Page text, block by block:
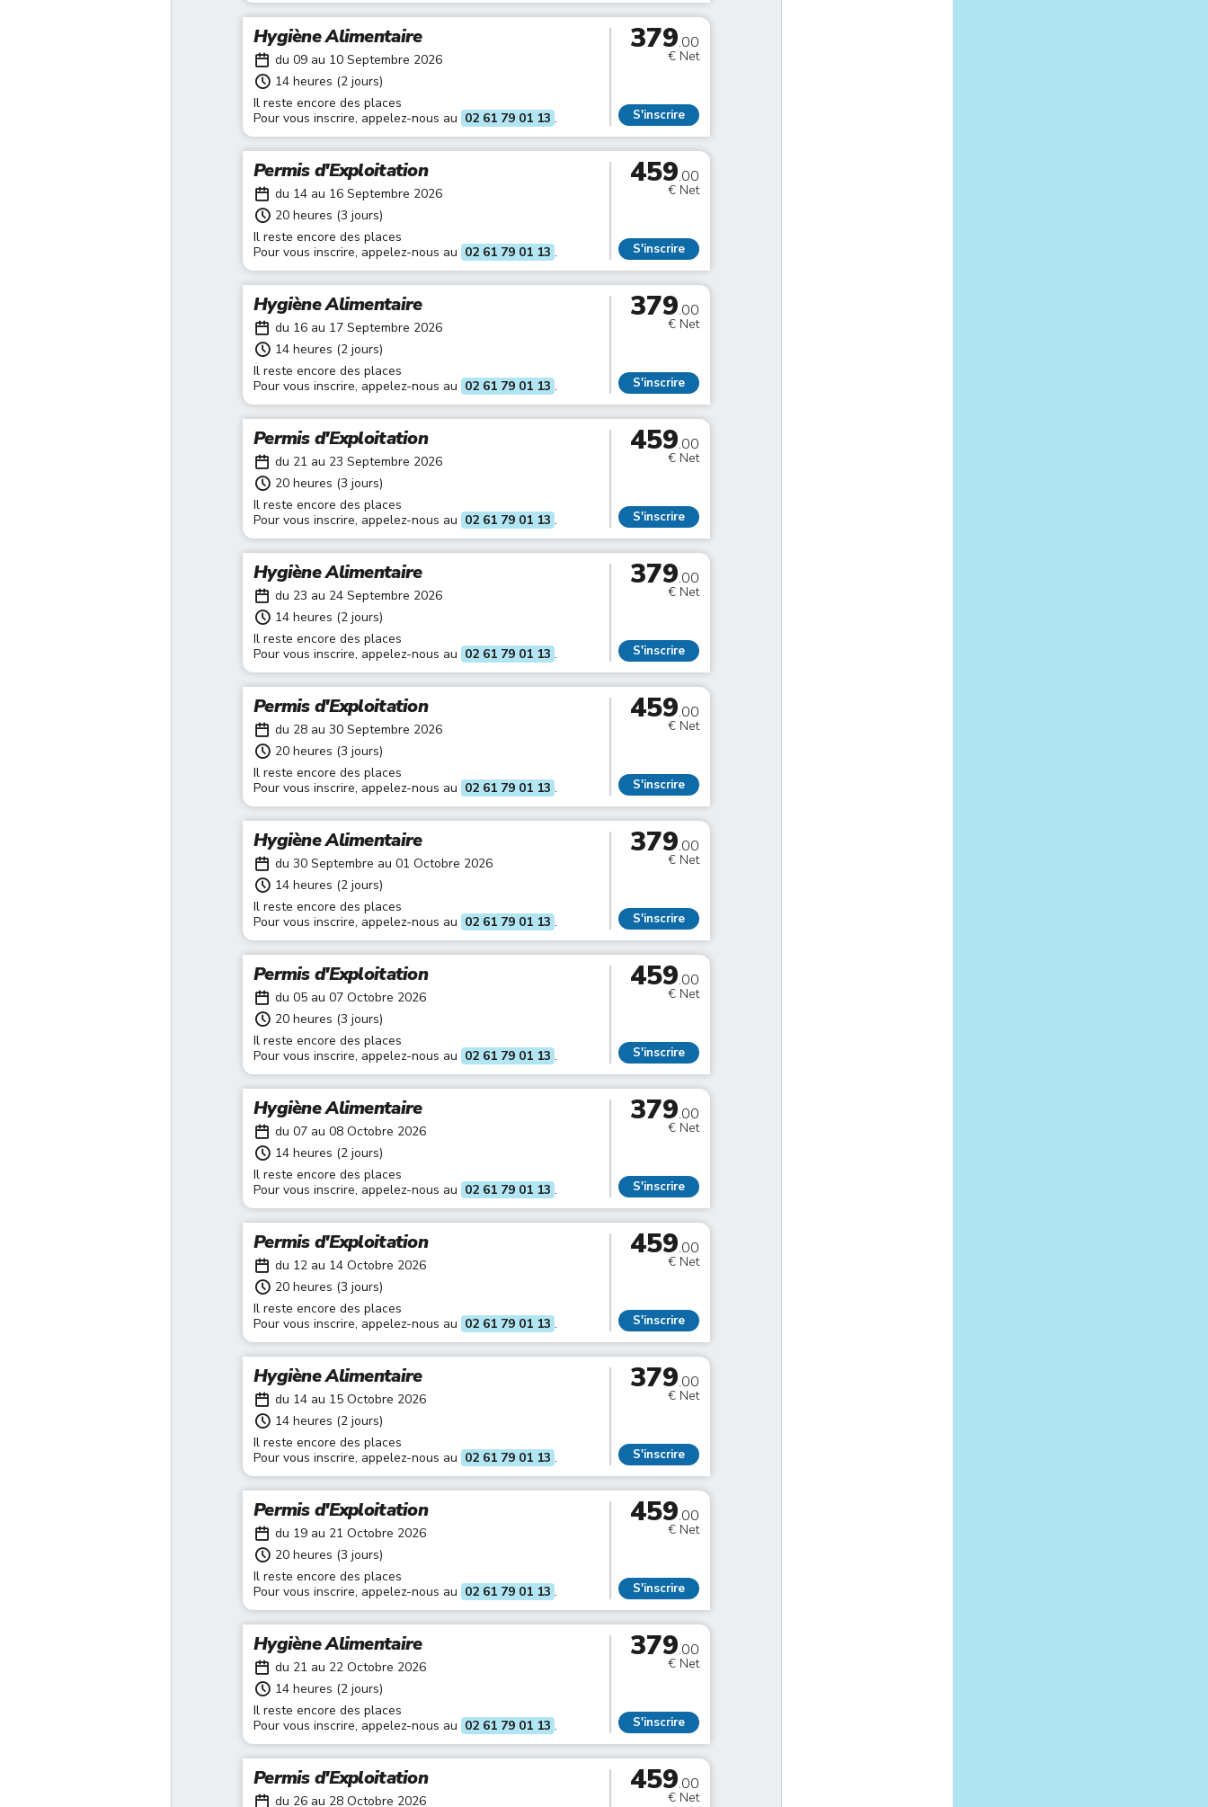
Hygiène Alimentaire
du 09 au 10 Septembre 2026
14 heures (2 jours)
Il reste encore des places
Pour vous inscrire, appelez-nous au 02 61 79 01 13 .
379.00
€ Net
S'inscrire
Permis d'Exploitation
du 14 au 16 Septembre 2026
20 heures (3 jours)
Il reste encore des places
Pour vous inscrire, appelez-nous au 02 61 79 01 13 .
459.00
€ Net
S'inscrire
Hygiène Alimentaire
du 16 au 17 Septembre 2026
14 heures (2 jours)
Il reste encore des places
Pour vous inscrire, appelez-nous au 02 61 79 01 13 .
379.00
€ Net
S'inscrire
Permis d'Exploitation
du 21 au 23 Septembre 2026
20 heures (3 jours)
Il reste encore des places
Pour vous inscrire, appelez-nous au 02 61 79 01 13 .
459.00
€ Net
S'inscrire
Hygiène Alimentaire
du 23 au 24 Septembre 2026
14 heures (2 jours)
Il reste encore des places
Pour vous inscrire, appelez-nous au 02 61 79 01 13 .
379.00
€ Net
S'inscrire
Permis d'Exploitation
du 28 au 30 Septembre 2026
20 heures (3 jours)
Il reste encore des places
Pour vous inscrire, appelez-nous au 02 61 79 01 13 .
459.00
€ Net
S'inscrire
Hygiène Alimentaire
du 30 Septembre au 01 Octobre 2026
14 heures (2 jours)
Il reste encore des places
Pour vous inscrire, appelez-nous au 02 61 79 01 13 .
379.00
€ Net
S'inscrire
Permis d'Exploitation
du 05 au 07 Octobre 2026
20 heures (3 jours)
Il reste encore des places
Pour vous inscrire, appelez-nous au 02 61 79 01 13 .
459.00
€ Net
S'inscrire
Hygiène Alimentaire
du 07 au 08 Octobre 2026
14 heures (2 jours)
Il reste encore des places
Pour vous inscrire, appelez-nous au 02 61 79 01 13 .
379.00
€ Net
S'inscrire
Permis d'Exploitation
du 12 au 14 Octobre 2026
20 heures (3 jours)
Il reste encore des places
Pour vous inscrire, appelez-nous au 02 61 79 01 13 .
459.00
€ Net
S'inscrire
Hygiène Alimentaire
du 14 au 15 Octobre 2026
14 heures (2 jours)
Il reste encore des places
Pour vous inscrire, appelez-nous au 02 61 79 01 13 .
379.00
€ Net
S'inscrire
Permis d'Exploitation
du 19 au 21 Octobre 2026
20 heures (3 jours)
Il reste encore des places
Pour vous inscrire, appelez-nous au 02 61 79 01 13 .
459.00
€ Net
S'inscrire
Hygiène Alimentaire
du 21 au 22 Octobre 2026
14 heures (2 jours)
Il reste encore des places
Pour vous inscrire, appelez-nous au 02 61 79 01 13 .
379.00
€ Net
S'inscrire
Permis d'Exploitation
du 26 au 28 Octobre 2026
459.00
€ Net